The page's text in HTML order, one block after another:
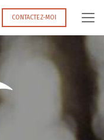
CONTACTEZ-MOI